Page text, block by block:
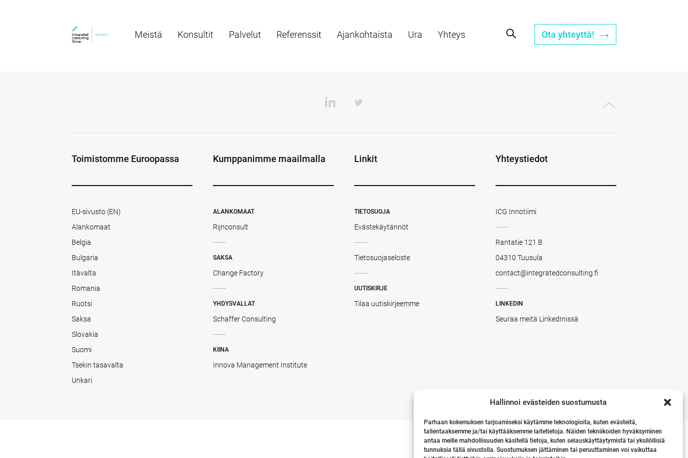
Hallinnoi evästeiden suostumusta
Parhaan kokemuksen tarjoamiseksi käytämme teknologioita, kuten evästeitä,
tallentaaksemme ja/tai käyttääksemme laitetietoja. Näiden tekniikoiden hyväksyminen
antaa meille mahdollisuuden käsitellä tietoja, kuten selauskäyttäytymistä tai yksilöllisiä
tunnuksia tällä sivustolla. Suostumuksen jättäminen tai peruuttaminen voi vaikuttaa
Meistä Konsultit Palvelut Referenssit Ajankohtaista Ura Yhteys Ota yhteyttä!
Toimistomme Euroopassa
EU-sivusto (EN)
Alankomaat
Belgia
Bulgaria
Itävalta
Romania
Ruotsi
Saksa
Slovakia
Suomi
Tsekin tasavalta
Unkari
Kumppanimme maailmalla
ALANKOMAAT
Rijnconsult
SAKSA
Change Factory
YHDYSVALLAT
Schaffer Consulting
KIINA
Innova Management Institute
Linkit
TIETOSUOJA
Evästekäytännöt
Tietosuojaseloste
UUTISKIRJE
Tilaa uutiskirjeemme
Yhteystiedot
ICG Innotiimi
Rantatie 121 B
04310 Tuusula
contact@integratedconsulting.fi
LINKEDIN
Seuraa meitä LinkedInissä